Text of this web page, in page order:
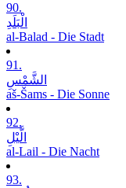
90.
الْبَلَدِ
al-Balad - Die Stadt
91.
الشَّمْسِ
aš-Šams - Die Sonne
92.
الَّیْلِ
al-Lail - Die Nacht
93.